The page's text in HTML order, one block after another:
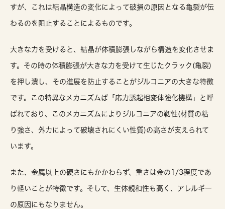
すが、これは結晶構造の変化によって破損の原因となる亀裂が伝
わるのを阻止することによるものです。
大きな力を受けると、結晶が体積膨張しながら構造を変化させま
す。その時の体積膨張が大きな力を受けて生じたクラック(亀裂)
を押し潰し、その進展を防止することがジルコニアの大きな特徴
です。この特異なメカニズムば「応力誘起相変体強化機構」と呼
ばれており、このメカニズムによりジルコニアの靭性(材質の粘
り強さ、外力によって破壊されにくい性質)の高さが支えられて
います。
また、金属以上の硬さにもかかわらず、重さは金の1/3程度であ
り軽いことが特徴です。そして、生体親和性も高く、アレルギー
の原因にもなりません。